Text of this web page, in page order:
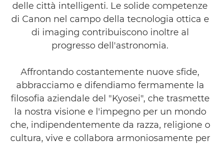
delle città intelligenti. Le solide competenze
di Canon nel campo della tecnologia ottica e
di imaging contribuiscono inoltre al
progresso dell'astronomia.
Affrontando costantemente nuove sfide,
abbracciamo e difendiamo fermamente la
filosofia aziendale del "Kyosei", che trasmette
la nostra visione e l'impegno per un mondo
che, indipendentemente da razza, religione o
cultura, vive e collabora armoniosamente per